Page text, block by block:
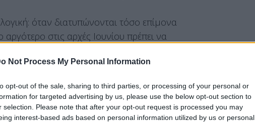
Not Process My Personal Information
opt-out of the sale, sharing to third parties, or processing of your personal or
for targeted advertising by us, please use the below opt-out section to
selection. Please note that after your opt-out request is processed you may
interest-based ads based on personal information utilized by us or personal
όταν διατυπώνονται τόσο επίμονα
στις αρχές Ιουνίου πρέπει να
προεδρία από την 1η Ιουλίου, η
το διακύβευμα της σταθερότητας.
να βρίσκονται στην ζώνη των
δυσφορίας στην κυβέρνηση
παρατείνεται.